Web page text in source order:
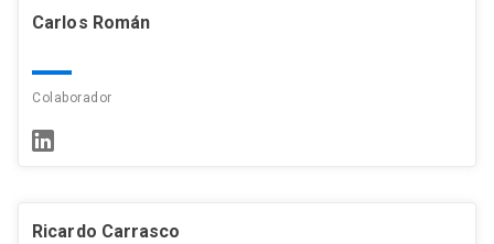
Carlos Román
Colaborador
Ricardo Carrasco